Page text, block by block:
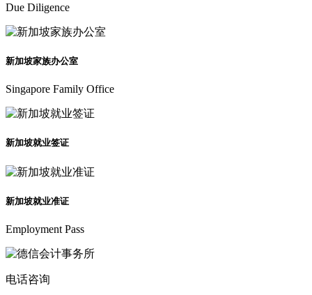
Due Diligence
新加坡家族办公室
Singapore Family Office
新加坡就业签证
新加坡就业准证
Employment Pass
电话咨询